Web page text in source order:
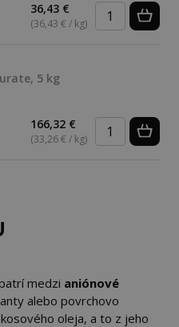
36,43 €
(36,43 € / kg)
5 kg
166,32 €
(33,26 € / kg)
medzi aniónové
alebo povrchovo
oleja, a to z jeho